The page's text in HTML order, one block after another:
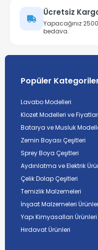
Ücretsiz
Yapacağınız
bedava.
Popüler
Lavabo Modelleri
Klozet Modelleri ve
Batarya ve Musluk
Zemin Boyası Çeşitleri
Sprey Boya Çeşitleri
Aydınlatma ve Elektrik
Çelik Dolap Çeşitleri
Temizlik Malzemeleri
İnşaat Malzemeleri
Yapı Kimyasalları Ürünleri
Hırdavat Ürünleri